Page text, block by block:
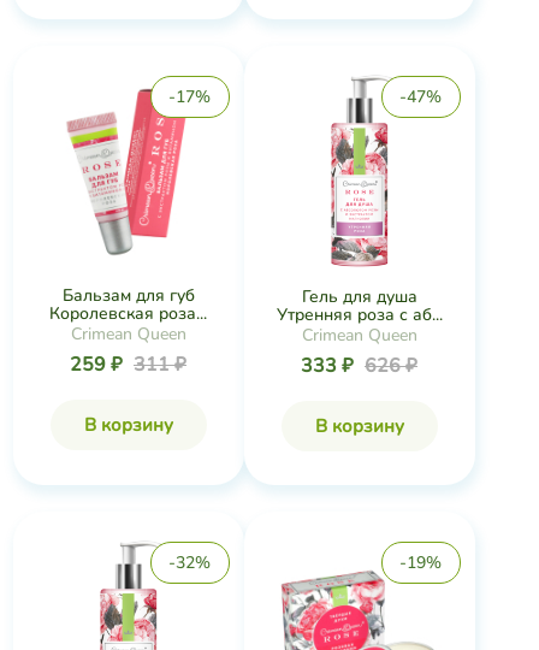
-17%
Бальзам для губ
Королевская роза...
Crimean Queen
259 ₽ 311 ₽
В корзину
-47%
Гель для душа
Утренняя роза с аб...
Crimean Queen
333 ₽ 626 ₽
В корзину
-32% -19%